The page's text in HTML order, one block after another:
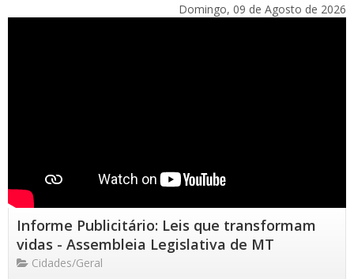
Domingo, 09 de Agosto de 2026
Informe Publicitário: Leis que transformam
vidas - Assembleia Legislativa de MT
Cidades/Geral